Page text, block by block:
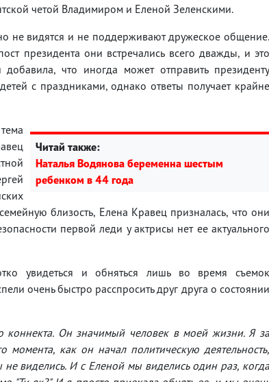
четой Владимиром и Еленой Зеленскими.
не видятся и не поддерживают дружеское общение.
президента они встречались всего дважды, и это
что иногда может отправить президенту
с праздниками, однако ответы получает крайне
Читай также:
Наталья Водянова беременна шестым
ребенком в 44 года
близость, Елена Кравец призналась, что они
первой леди у актрисы нет ее актуального
увидеться и обняться лишь во время съемок
очень быстро расспросить друг друга о состоянии
коннекта. Он значимый человек в моей жизни. Я за
как он начал политическую деятельность,
виделись. И с Еленой мы виделись один раз, когда